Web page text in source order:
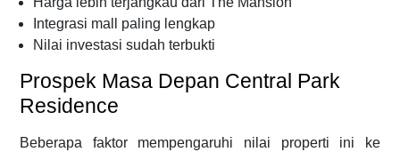
Integrasi mall paling lengkap
Nilai investasi sudah terbukti
Prospek Masa Depan Central Park
Residence
Beberapa faktor mempengaruhi nilai properti ini ke